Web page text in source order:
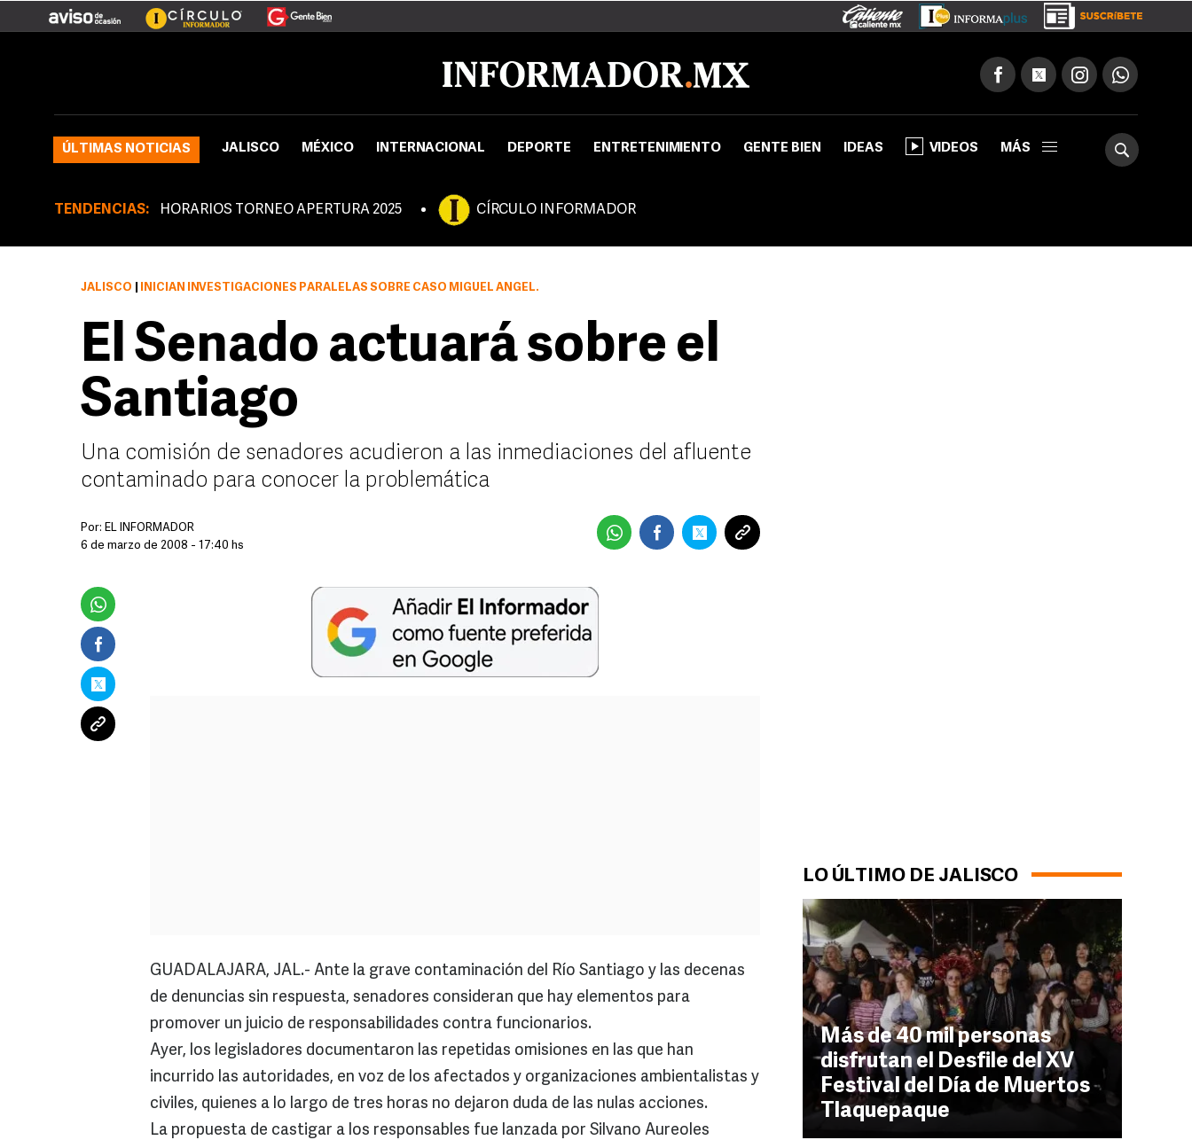
ÚLTIMAS NOTICIAS JALISCO MÉXICO INTERNACIONAL DEPORTE ENTRETENIMIENTO GENTE BIEN IDEAS VIDEOS MÁS
TENDENCIAS: HORARIOS TORNEO APERTURA 2025 CÍRCULO INFORMADOR
LO ÚLTIMO DE JALISCO
Más de 40 mil personas
disfrutan el Desfile del XV
Festival del Día de Muertos
Tlaquepaque
JALISCO INICIAN INVESTIGACIONES PARALELAS SOBRE CASO MIGUEL ÁNGEL.
El Senado actuará sobre el
Santiago
Una comisión de senadores acudieron a las inmediaciones del afluente
contaminado para conocer la problemática
Por: EL INFORMADOR
6 de marzo de 2008 - 17:40 hs
GUADALAJARA, JAL.- Ante la grave contaminación del Río Santiago y las decenas
de denuncias sin respuesta, senadores consideran que hay elementos para
promover un juicio de responsabilidades contra funcionarios.
Ayer, los legisladores documentaron las repetidas omisiones en las que han
incurrido las autoridades, en voz de los afectados y organizaciones ambientalistas y
civiles, quienes a lo largo de tres horas no dejaron duda de las nulas acciones.
La propuesta de castigar a los responsables fue lanzada por Silvano Aureoles